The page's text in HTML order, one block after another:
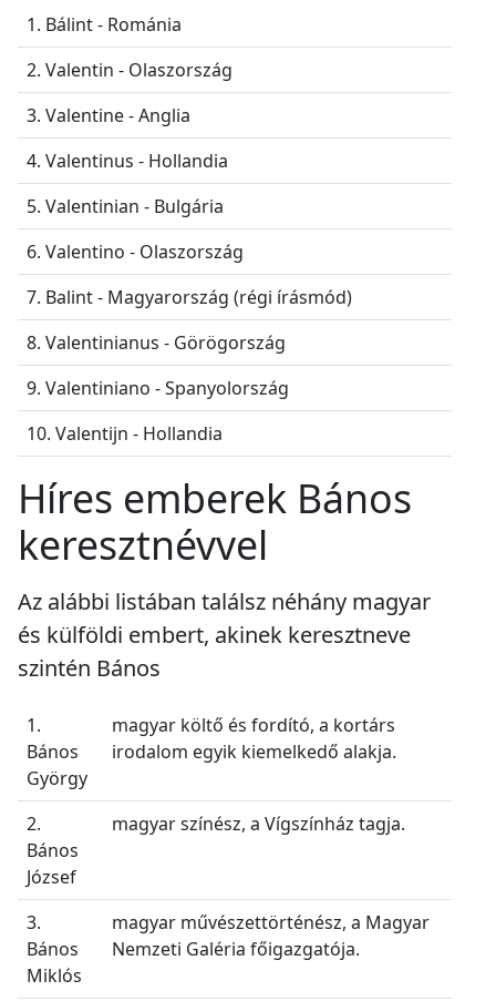
1. Bálint - Románia
2. Valentin - Olaszország
3. Valentine - Anglia
4. Valentinus - Hollandia
5. Valentinian - Bulgária
6. Valentino - Olaszország
7. Balint - Magyarország (régi írásmód)
8. Valentinianus - Görögország
9. Valentiniano - Spanyolország
10. Valentijn - Hollandia
Híres emberek Bános
keresztnévvel
Az alábbi listában találsz néhány magyar
és külföldi embert, akinek keresztneve
szintén Bános
1.
Bános
György
magyar költő és fordító, a kortárs
irodalom egyik kiemelkedő alakja.
2.
Bános
József
magyar színész, a Vígszínház tagja.
3.
Bános
Miklós
magyar művészettörténész, a Magyar
Nemzeti Galéria főigazgatója.